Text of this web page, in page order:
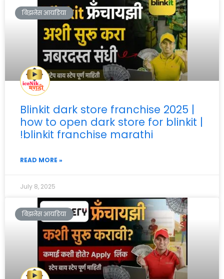
बिझनेस आयडिया
Blinkit dark store franchise 2025 |
how to open dark store for blinkit |
!blinkit franchise marathi
READ MORE »
July 8, 2025
बिझनेस आयडिया